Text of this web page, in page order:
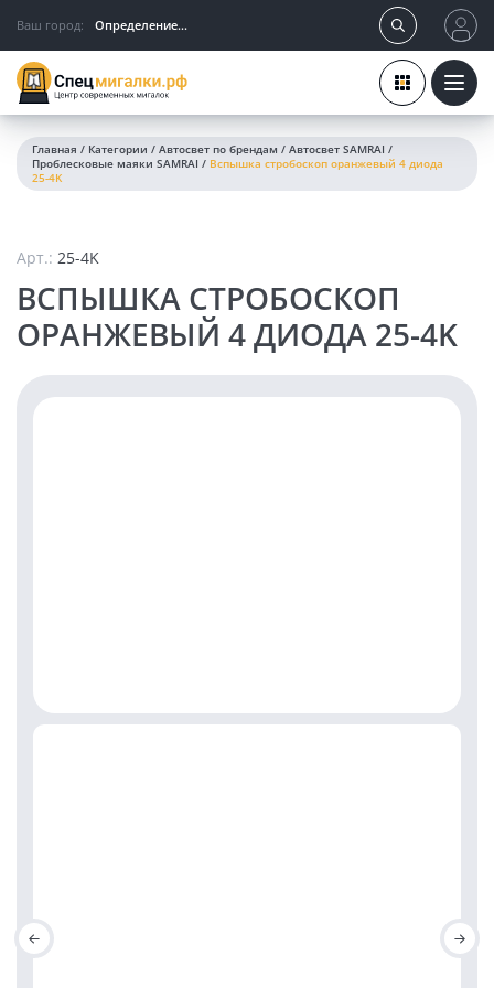
Ваш город: Определение...
Главная / Категории / Автосвет по брендам / Автосвет SAMRAI /
Проблесковые маяки SAMRAI / Вспышка стробоскоп оранжевый 4 диода
25-4K
Арт.: 25-4K
ВСПЫШКА СТРОБОСКОП
ОРАНЖЕВЫЙ 4 ДИОДА 25-4K